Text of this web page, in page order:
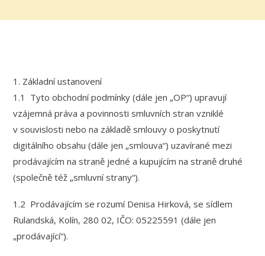
1. Základní ustanovení
1.1 Tyto obchodní podmínky (dále jen „OP“) upravují
vzájemná práva a povinnosti smluvních stran vzniklé
v souvislosti nebo na základě smlouvy o poskytnutí
digitálního obsahu (dále jen „smlouva“) uzavírané mezi
prodávajícím na straně jedné a kupujícím na straně druhé
(společně též „smluvní strany“).
1.2 Prodávajícím se rozumí Denisa Hirková, se sídlem
Rulandská, Kolín, 280 02, IČO: 05225591 (dále jen
„prodávající“).